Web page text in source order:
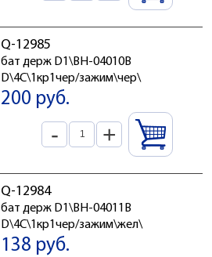
Q-12985
бат держ D1\BH-04010B
D\4C\1кр1чер/зажим\чер\
200 руб.
- +
Q-12984
бат держ D1\BH-04011B
D\4C\1кр1чер/зажим\жел\
138 руб.